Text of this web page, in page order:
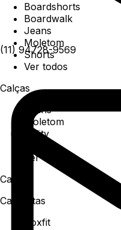
(11) 94728-9569
Boardshorts
Boardwalk
Jeans
Moletom
Shorts
Ver todos
Calças
Jeans
Moletom
Utility
Ver todos
Camisa
Camisetas
Boxfit